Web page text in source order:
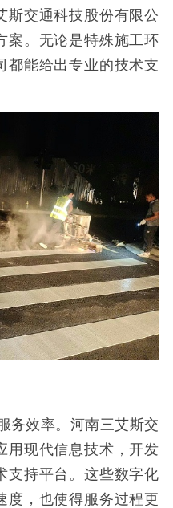
斯交通科技股份有限公
案。无论是特殊施工环
都能给出专业的技术支
效率。河南三艾斯交
用现代信息技术，开发
支持平台。这些数字化
度，也使得服务过程更